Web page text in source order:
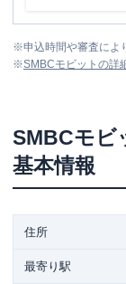
※申込時間や審査によ
※SMBCモビット の詳
SMBCモビ
基本情報
住所
最寄り駅